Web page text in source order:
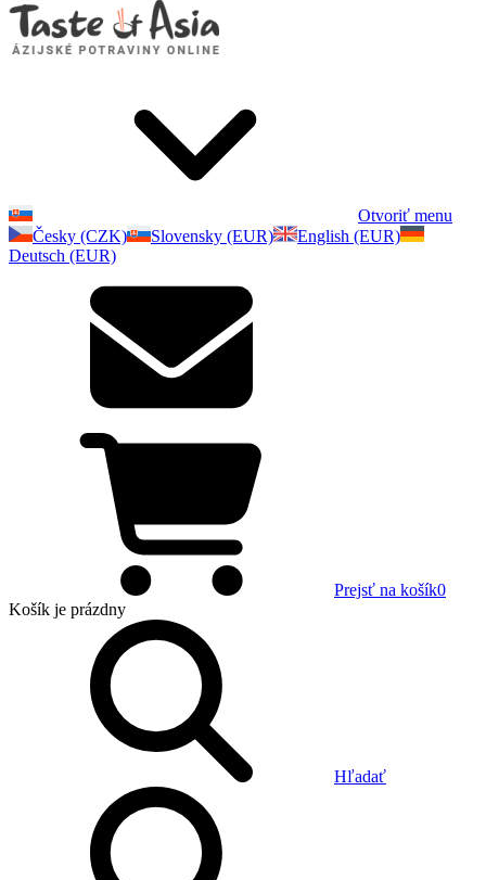
Otvoriť menu
Česky (CZK)
Slovensky (EUR)
English (EUR)
Deutsch (EUR)
Prejsť na košík0
Košík je prázdny
Hľadať